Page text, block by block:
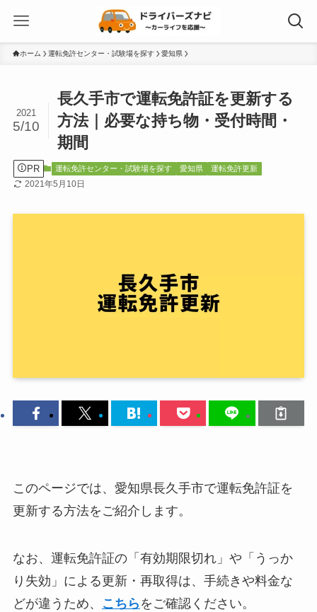
ホーム 運転免許センター・試験場を探す 愛知県
長久手市で運転免許証を更新する
方法｜必要な持ち物・受付時間・
期間
2021
5/10
PR 運転免許センター・試験場を探す 愛知県 運転免許更新
2021年5月10日
このページでは、愛知県長久手市で運転免許証を
更新する方法をご紹介します。
なお、運転免許証の「有効期限切れ」や「うっか
り失効」による更新・再取得は、手続きや料金な
どが違うため、
こちら をご確認ください。